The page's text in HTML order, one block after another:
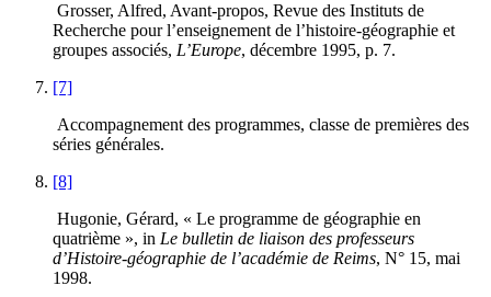
Grosser, Alfred, Avant-propos, Revue des Instituts de
Recherche pour l’enseignement de l’histoire-géographie et
groupes associés, L’Europe, décembre 1995, p. 7.
[7]
Accompagnement des programmes, classe de premières des
séries générales.
[8]
Hugonie, Gérard, « Le programme de géographie en
quatrième », in Le bulletin de liaison des professeurs
d’Histoire-géographie de l’académie de Reims, N° 15, mai
1998.